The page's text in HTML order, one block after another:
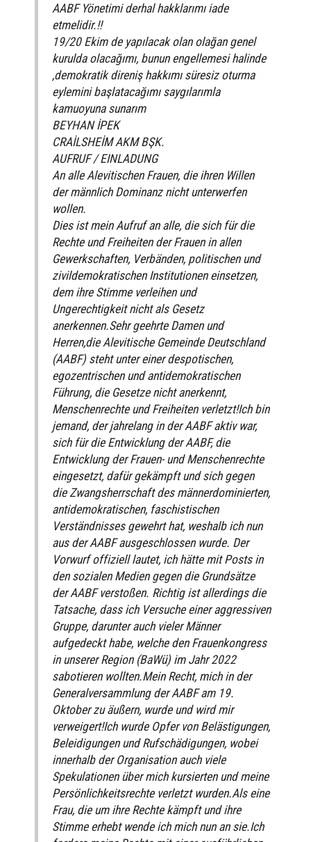
AABF Yönetimi derhal hakklarımı iade
etmelidir.!!
19/20 Ekim de yapılacak olan olağan genel
kurulda olacağımı, bunun engellemesi halinde
,demokratik direniş hakkımı süresiz oturma
eylemini başlatacağımı saygılarımla
kamuoyuna sunarım
BEYHAN İPEK
CRAİLSHEİM AKM BŞK.
AUFRUF / EINLADUNG
An alle Alevitischen Frauen, die ihren Willen
der männlich Dominanz nicht unterwerfen
wollen.
Dies ist mein Aufruf an alle, die sich für die
Rechte und Freiheiten der Frauen in allen
Gewerkschaften, Verbänden, politischen und
zivildemokratischen Institutionen einsetzen,
dem ihre Stimme verleihen und
Ungerechtigkeit nicht als Gesetz
anerkennen.Sehr geehrte Damen und
Herren,die Alevitische Gemeinde Deutschland
(AABF) steht unter einer despotischen,
egozentrischen und antidemokratischen
Führung, die Gesetze nicht anerkennt,
Menschenrechte und Freiheiten verletzt!Ich bin
jemand, der jahrelang in der AABF aktiv war,
sich für die Entwicklung der AABF, die
Entwicklung der Frauen- und Menschenrechte
eingesetzt, dafür gekämpft und sich gegen
die Zwangsherrschaft des männerdominierten,
antidemokratischen, faschistischen
Verständnisses gewehrt hat, weshalb ich nun
aus der AABF ausgeschlossen wurde. Der
Vorwurf offiziell lautet, ich hätte mit Posts in
den sozialen Medien gegen die Grundsätze
der AABF verstoßen. Richtig ist allerdings die
Tatsache, dass ich Versuche einer aggressiven
Gruppe, darunter auch vieler Männer
aufgedeckt habe, welche den Frauenkongress
in unserer Region (BaWü) im Jahr 2022
sabotieren wollten.Mein Recht, mich in der
Generalversammlung der AABF am 19.
Oktober zu äußern, wurde und wird mir
verweigert!Ich wurde Opfer von Belästigungen,
Beleidigungen und Rufschädigungen, wobei
innerhalb der Organisation auch viele
Spekulationen über mich kursierten und meine
Persönlichkeitsrechte verletzt wurden.Als eine
Frau, die um ihre Rechte kämpft und ihre
Stimme erhebt wende ich mich nun an sie.Ich